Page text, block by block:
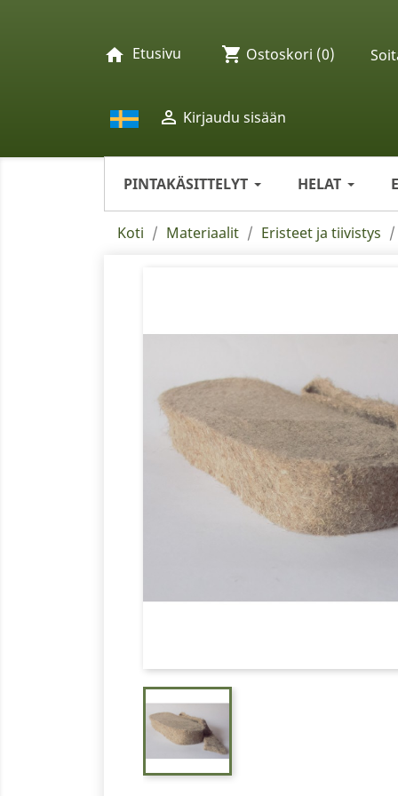
home Etusivu
 Kirjaudu sisään
shopping_cart Ostoskori (0)
PINTAKÄSITTELYT HELAT
Koti Materiaalit Eristeet ja tiivistys